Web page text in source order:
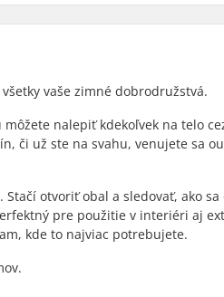
vaše zimné dobrodružstvá.
nalepiť kdekoľvek na telo
či už ste na svahu, venujete sa
otvoriť obal a sledovať, ako sa
pre použitie v interiéri aj
kde to najviac potrebujete.